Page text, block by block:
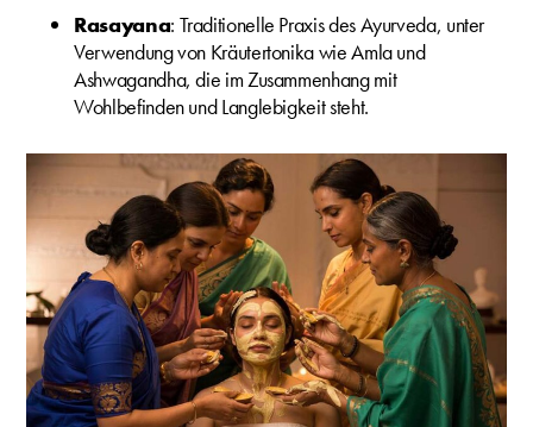
Rasayana: Traditionelle Praxis des Ayurveda, unter
Verwendung von Kräutertonika wie Amla und
Ashwagandha, die im Zusammenhang mit
Wohlbefinden und Langlebigkeit steht.